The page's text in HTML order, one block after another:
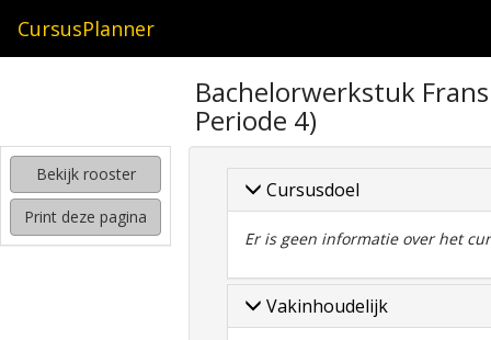
CursusPlanner
kijken
hoe
mijn
rooster
Bachelorwerkstuk
Periode 4)
Bekijk rooster
Print deze pagina
Cursusdoel
Er is geen informatie over het
Vakinhoudelijk